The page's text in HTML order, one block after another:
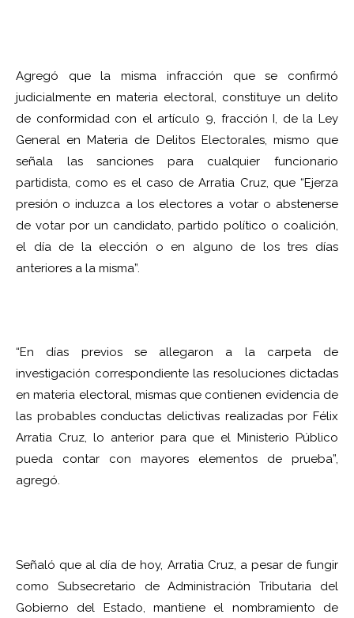
Agregó que la misma infracción que se confirmó
judicialmente en materia electoral, constituye un delito
de conformidad con el artículo 9, fracción I, de la Ley
General en Materia de Delitos Electorales, mismo que
señala las sanciones para cualquier funcionario
partidista, como es el caso de Arratia Cruz, que “Ejerza
presión o induzca a los electores a votar o abstenerse
de votar por un candidato, partido político o coalición,
el día de la elección o en alguno de los tres días
anteriores a la misma”.
“En días previos se allegaron a la carpeta de
investigación correspondiente las resoluciones dictadas
en materia electoral, mismas que contienen evidencia de
las probables conductas delictivas realizadas por Félix
Arratia Cruz, lo anterior para que el Ministerio Público
pueda contar con mayores elementos de prueba”,
agregó.
Señaló que al día de hoy, Arratia Cruz, a pesar de fungir
como Subsecretario de Administración Tributaria del
Gobierno del Estado, mantiene el nombramiento de